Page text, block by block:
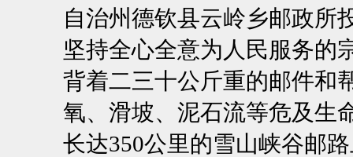
自治州德钦县云岭乡邮政所
坚持全心全意为人民服务的
背着二三十公斤重的邮件和
氧、滑坡、泥石流等危及生
长达350公里的雪山峡谷邮